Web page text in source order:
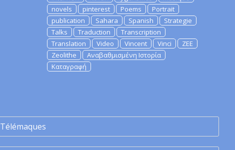
novels
pinterest Poems
Portrait
publication
Sahara Spanish
Strategie
Talks
Traduction
Transcription
Translation
Video Vincent Vinci
ZEE
Zeolithe
Αναβαθμισμένη Ιστορία
Καταγραφή
Télémaques